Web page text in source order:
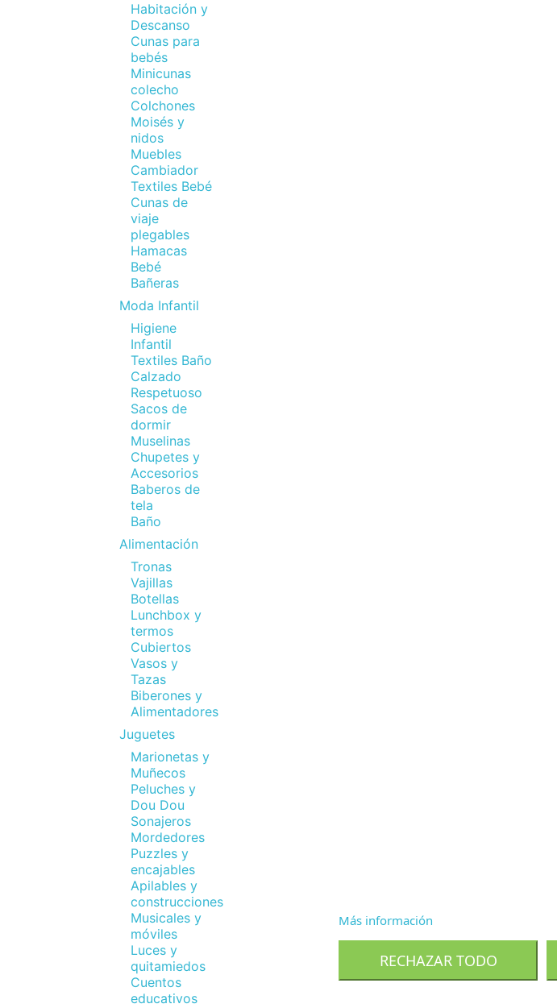
Habitación y
Descanso
Cunas para
bebés
Minicunas
colecho
Colchones
Moisés y
nidos
Muebles
Cambiador
Textiles Bebé
Cunas de
viaje
plegables
Hamacas
Bebé
Bañeras
Moda Infantil
Higiene
Infantil
Textiles Baño
Calzado
Respetuoso
Sacos de
dormir
Muselinas
Chupetes y
Accesorios
Baberos de
tela
Baño
Alimentación
Tronas
Vajillas
Botellas
Lunchbox y
termos
Cubiertos
Vasos y
Tazas
Biberones y
Alimentadores
Juguetes
Marionetas y
Muñecos
Peluches y
Dou Dou
Sonajeros
Mordedores
Puzzles y
encajables
Apilables y
construcciones
Musicales y
móviles
Luces y
quitamiedos
Cuentos
educativos
Más información
RECHAZAR TODO